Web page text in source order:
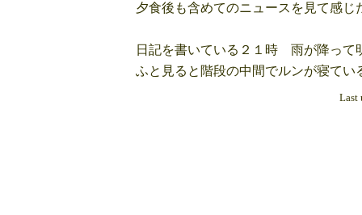
夕食後も含めてのニュースを見て感じ
日記を書いている２１時 雨が降って
ふと見ると階段の中間でルンが寝てい
Last